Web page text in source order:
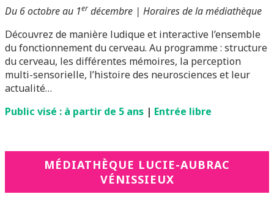
Du 6 octobre au 1er décembre | Horaires de la médiathèque
Découvrez de manière ludique et interactive l’ensemble
du fonctionnement du cerveau. Au programme : structure
du cerveau, les différentes mémoires, la perception
multi-sensorielle, l’histoire des neurosciences et leur
actualité…
Public visé : à partir de 5 ans | Entrée libre
MÉDIATHÈQUE LUCIE-AUBRAC
VÉNISSIEUX